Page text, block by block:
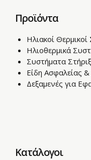
Προϊόντα
Ηλιακοί Θερμικοί
Ηλιοθερμικά
Συστήματα
Είδη Ασφαλείας
Δεξαμενές για
Κατάλογοι